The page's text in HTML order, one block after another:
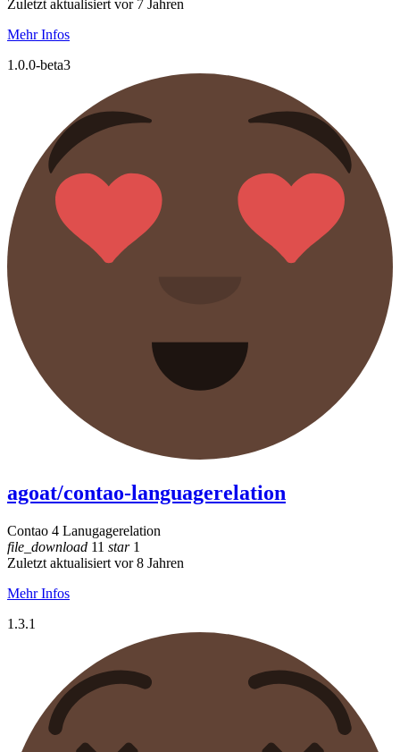
Zuletzt aktualisiert vor 7 Jahren
Mehr Infos
1.0.0-beta3
agoat/contao-languagerelation
Contao 4 Lanugagerelation
file_download 11 star1
Zuletzt aktualisiert vor 8 Jahren
Mehr Infos
1.3.1